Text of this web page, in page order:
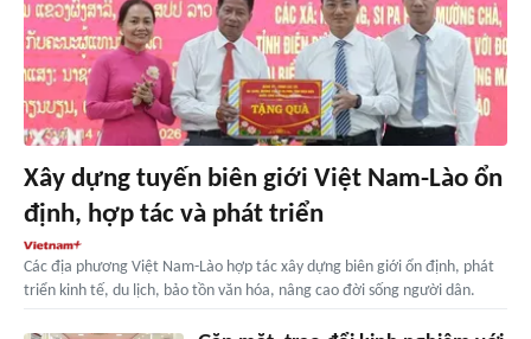
Xây dựng tuyến biên giới Việt Nam-Lào ổn
định, hợp tác và phát triển
Các địa phương Việt Nam-Lào hợp tác xây dựng biên giới ổn định, phát
triển kinh tế, du lịch, bảo tồn văn hóa, nâng cao đời sống người dân.